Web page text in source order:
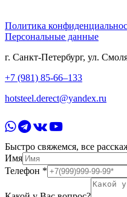
Политика
Персональные данные
г. Санкт-Петербург, ул.
+7 (981) 85-66–133
hotsteel.derect@yandex.ru
Быстро свяжемся, все
Имя
Телефон *